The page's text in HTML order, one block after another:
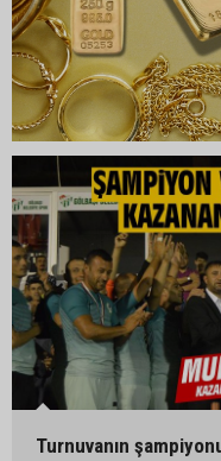
Turnuvanın